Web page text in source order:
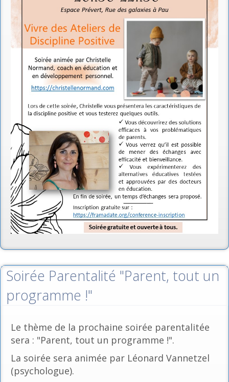
Soirée Parentalité "Parent, tout un
programme !"
Le thème de la prochaine soirée parentalitée
sera : "Parent, tout un programme !".
La soirée sera animée par Léonard Vannetzel
(psychologue).